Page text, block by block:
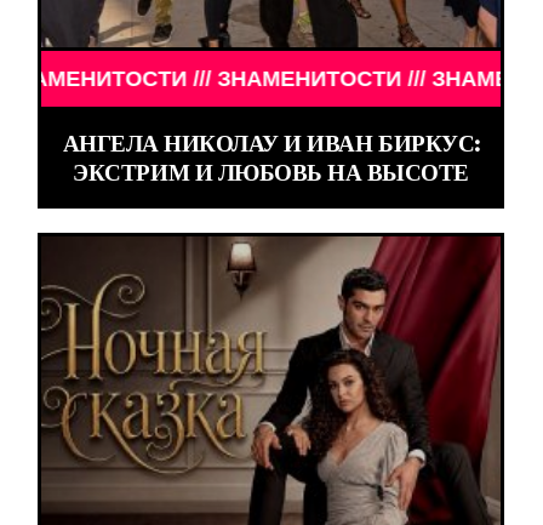
/// ЗНАМЕНИТОСТИ /// ЗНАМЕНИТОСТИ ///
АНГЕЛА НИКОЛАУ И ИВАН БИРКУС:
ЭКСТРИМ И ЛЮБОВЬ НА ВЫСОТЕ